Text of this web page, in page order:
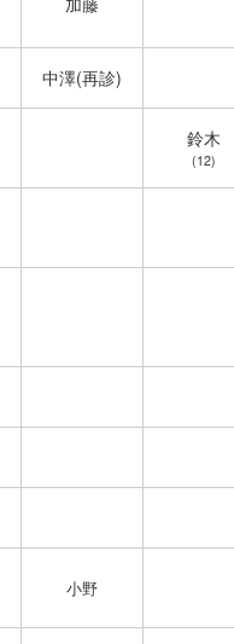
中澤(再診)
鈴木
(12)
小野